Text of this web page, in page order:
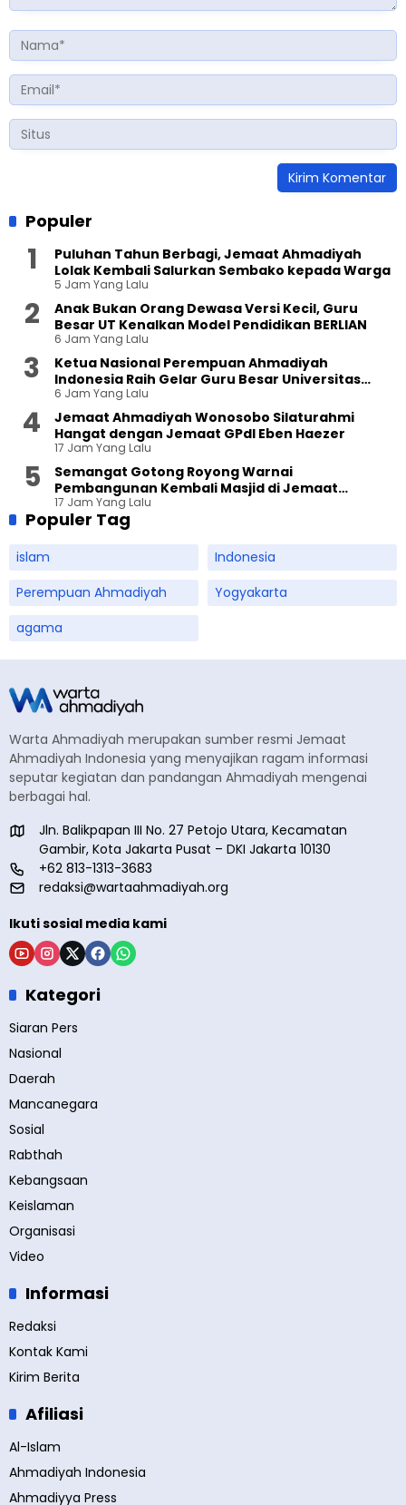
Populer
Puluhan Tahun Berbagi, Jemaat Ahmadiyah
Lolak Kembali Salurkan Sembako kepada Warga
5 Jam Yang Lalu
Anak Bukan Orang Dewasa Versi Kecil, Guru
Besar UT Kenalkan Model Pendidikan BERLIAN
6 Jam Yang Lalu
Ketua Nasional Perempuan Ahmadiyah
Indonesia Raih Gelar Guru Besar Universitas
Terbuka
6 Jam Yang Lalu
Jemaat Ahmadiyah Wonosobo Silaturahmi
Hangat dengan Jemaat GPdI Eben Haezer
17 Jam Yang Lalu
Semangat Gotong Royong Warnai
Pembangunan Kembali Masjid di Jemaat
Ahmadiyah Sukapura
17 Jam Yang Lalu
Populer Tag
islam
Indonesia
Perempuan Ahmadiyah
Yogyakarta
agama
Warta Ahmadiyah merupakan sumber resmi Jemaat
Ahmadiyah Indonesia yang menyajikan ragam informasi
seputar kegiatan dan pandangan Ahmadiyah mengenai
berbagai hal.
Jln. Balikpapan III No. 27 Petojo Utara, Kecamatan
Gambir, Kota Jakarta Pusat – DKI Jakarta 10130
+62 813-1313-3683
redaksi@wartaahmadiyah.org
Ikuti sosial media kami
Kategori
Siaran Pers
Nasional
Daerah
Mancanegara
Sosial
Rabthah
Kebangsaan
Keislaman
Organisasi
Video
Informasi
Redaksi
Kontak Kami
Kirim Berita
Afiliasi
Al-Islam
Ahmadiyah Indonesia
Ahmadiyya Press